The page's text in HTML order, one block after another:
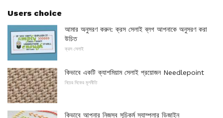
Users choice
আমার অনুসরণ করুন: ক্রস সেলাই ব্লগ আপনাকে অনুসরণ করা
উচিত
ক্রস সেলাই
কিভাবে একটি ক্যাশমিয়াম সেলাই প্রয়োজন Needlepoint
নিচের দিকের মূলনীতি
কিভাবে আপনার নিজস্ব সূচিকর্ম স্যাম্পলার ডিজাইন